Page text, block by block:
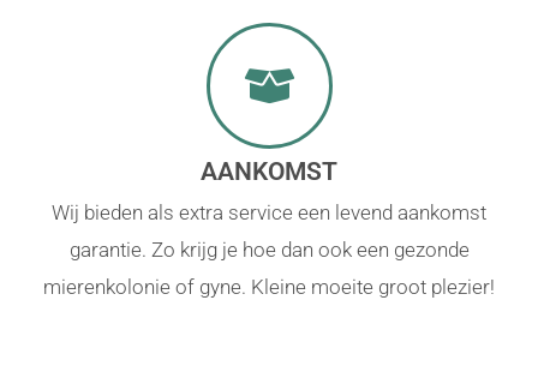
AANKOMST
Wij bieden als extra service een levend aankomst
garantie. Zo krijg je hoe dan ook een gezonde
mierenkolonie of gyne. Kleine moeite groot plezier!